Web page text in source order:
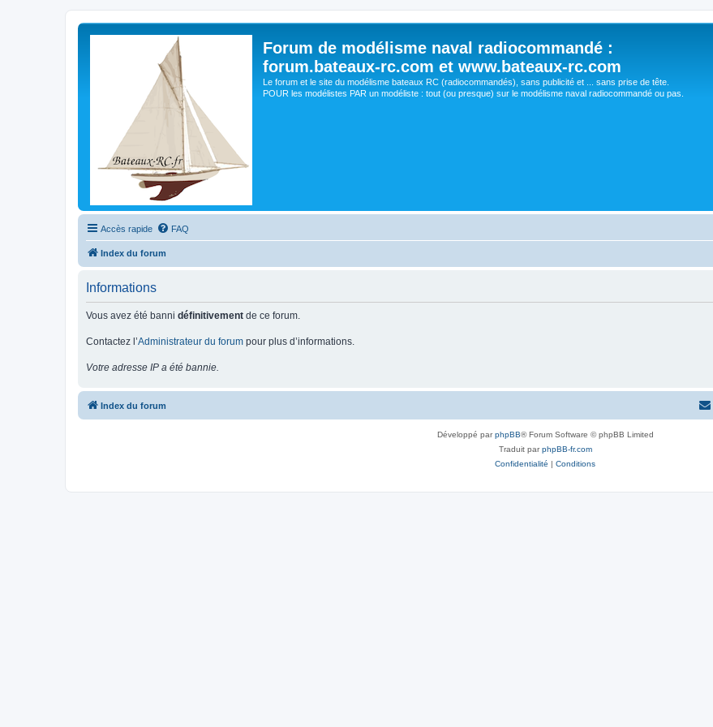
Forum de modélisme naval radiocommandé :
forum.bateaux-rc.com et www.bateaux-rc.com
Le forum et le site du modélisme bateaux RC (radiocommandés), sans publicité et ... sans prise de tête.
POUR les modélistes PAR un modéliste : tout (ou presque) sur le modélisme naval radiocommandé ou pas.
Accès rapide FAQ
Index du forum
Informations
Vous avez été banni définitivement de ce forum.
Contactez l’Administrateur du forum pour plus d’informations.
Votre adresse IP a été bannie.
Index du forum
Développé parphpBB® Forum Software © phpBB Limited
Traduit parphpBB-fr.com
Confidentialité | Conditions